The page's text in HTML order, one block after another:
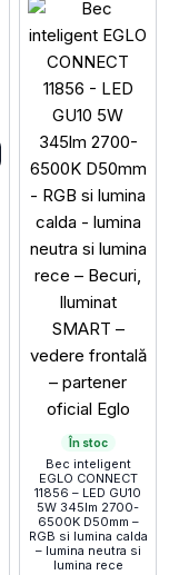
În stoc
Bec inteligent
EGLO CONNECT
11856 – LED GU10
5W 345lm 2700-
6500K D50mm –
RGB si lumina calda
– lumina neutra si
lumina rece